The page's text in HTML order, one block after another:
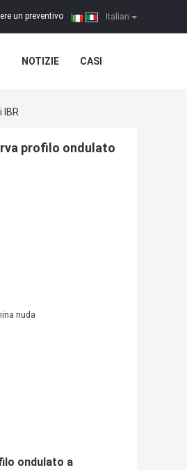
Italian
un preventivo |
NOTIZIE CASI
IBR
profilo ondulato
nuda
ondulato a